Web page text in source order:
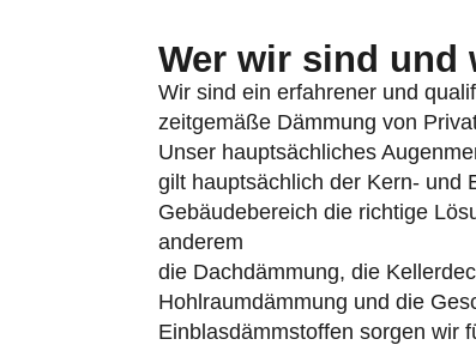
Wer wir sind und
Wir sind ein erfahrener und
zeitgemäße Dämmung von
Unser hauptsächliches
gilt hauptsächlich der Kern- und
Gebäudebereich die richtige
anderem
die Dachdämmung, die
Hohlraumdämmung und die
Einblasdämmstoffen sorgen wir